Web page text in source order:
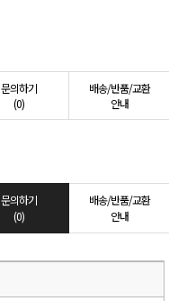
문의하기
(0)
배송/반품/교환
안내
문의하기
(0)
배송/반품/교환
안내